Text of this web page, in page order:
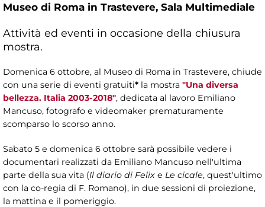
Museo di Roma in Trastevere, Sala Multimediale
Attività ed eventi in occasione della chiusura
mostra.
Domenica 6 ottobre, al Museo di Roma in Trastevere, chiude
con una serie di eventi gratuiti* la mostra "Una diversa
bellezza. Italia 2003-2018", dedicata al lavoro Emiliano
Mancuso, fotografo e videomaker prematuramente
scomparso lo scorso anno.
Sabato 5 e domenica 6 ottobre sarà possibile vedere i
documentari realizzati da Emiliano Mancuso nell'ultima
parte della sua vita (Il diario di Felix e Le cicale, quest'ultimo
con la co-regia di F. Romano), in due sessioni di proiezione,
la mattina e il pomeriggio.